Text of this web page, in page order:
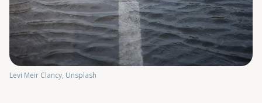
Levi Meir Clancy, Unsplash